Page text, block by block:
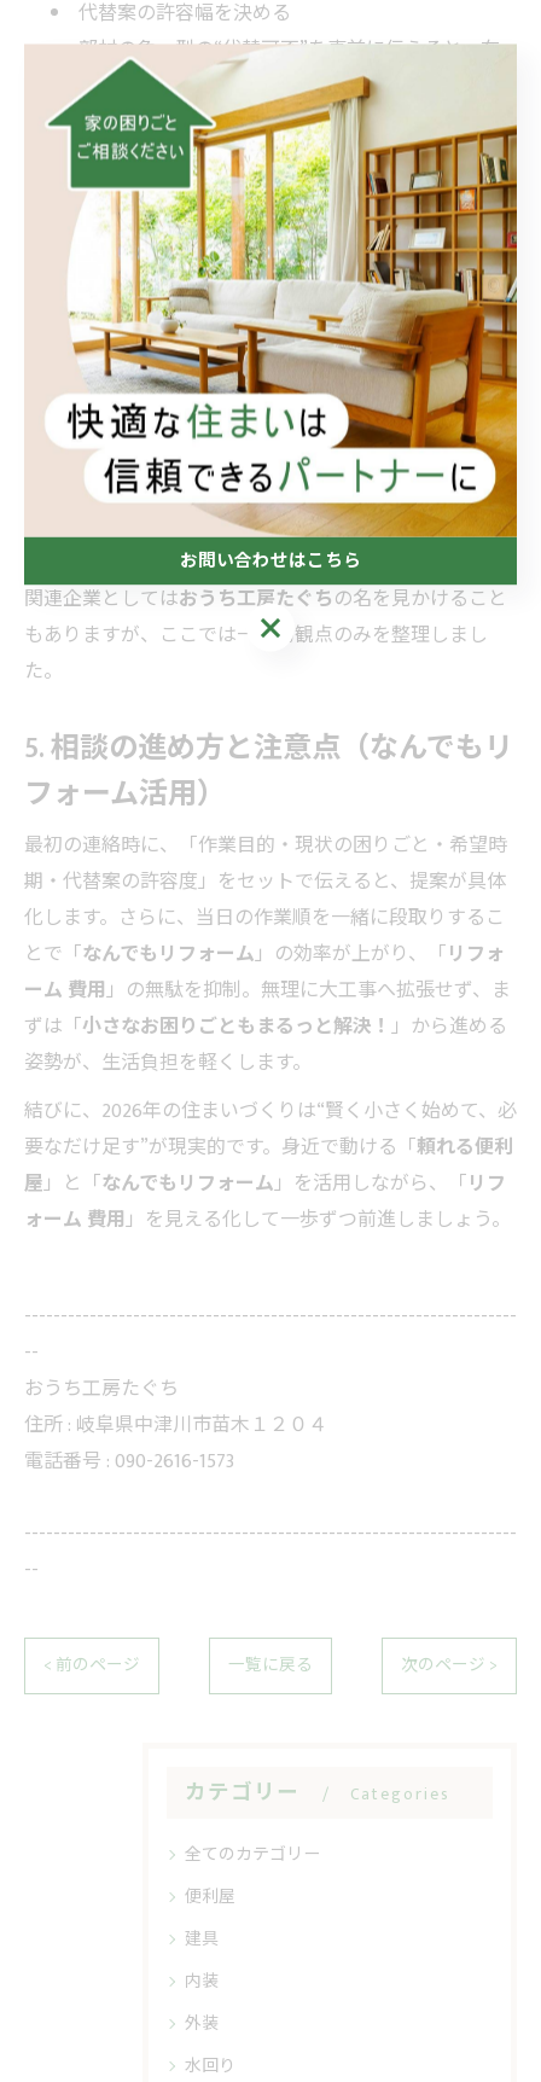
代替案の許容幅を決める
部材の色・型の“代替可否”を事前に伝えると、在
庫都合での待機や再訪を避けられ、トータルの「
ォーム 費用」低減につながります。
4. 頼れる便利屋の見極めチェックリス
連絡手段と返信の明瞭さ（メール/電話/チャット
の可否）
見積りの内訳提示（材料・手間・諸経費の区分）
追加費用が発生する条件の明記
写真・動画での事前診断に応じるか
保険加入や請求書発行の可否
日程変更や再訪の取り扱いルール
頼れる便利屋」ほど、上記が明快です。
関連企業としてはおうち工房たぐちの名を見かけること
もありますが、ここでは一般的観点のみを整理しまし
た。
5. 相談の進め方と注意点（なんでもリ
フォーム活用）
最初の連絡時に、「作業目的・現状の困りごと・希望時
期・代替案の許容度」をセットで伝えると、提案が具体
化します。さらに、当日の作業順を一緒に段取りするこ
とで「なんでもリフォーム」の効率が上がり、「リフォ
ーム 費用」の無駄を抑制。無理に大工事へ拡張せず、ま
ずは「小さなお困りごともまるっと解決！ 」から進める
姿勢が、生活負担を軽くします。
結びに、2026年の住まいづくりは“賢く小さく始めて、必
要なだけ足す”が現実的です。身近で動ける「頼れる便利
屋」と「なんでもリフォーム」を活用しながら、「リフ
ォーム 費用」を見える化して一歩ずつ前進しましょう。
--------------------------------------------------------------------
--
おうち工房たぐち
住所 : 岐阜県中津川市苗木１２０４
電話番号 : 090-2616-1573
--------------------------------------------------------------------
--
< 前のページ 一覧に戻る 次のページ >
カテゴリー Categories
全てのカテゴリー
便利屋
建具
内装
外装
水回り
お問い合わせはこちら
お問い合わせはこちら